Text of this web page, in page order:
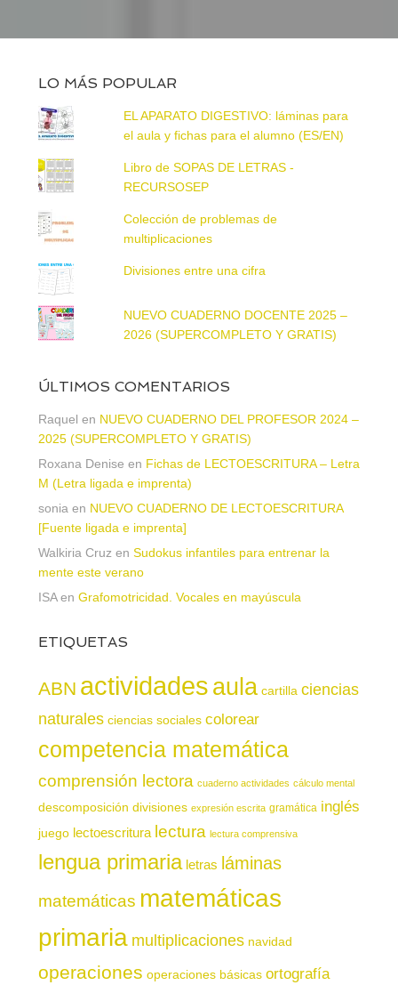
LO MÁS POPULAR
EL APARATO DIGESTIVO: láminas para
el aula y fichas para el alumno (ES/EN)
Libro de SOPAS DE LETRAS -
RECURSOSEP
Colección de problemas de
multiplicaciones
Divisiones entre una cifra
NUEVO CUADERNO DOCENTE 2025 –
2026 (SUPERCOMPLETO Y GRATIS)
ÚLTIMOS COMENTARIOS
Raquel en NUEVO CUADERNO DEL PROFESOR 2024 –
2025 (SUPERCOMPLETO Y GRATIS)
Roxana Denise en Fichas de LECTOESCRITURA – Letra
M (Letra ligada e imprenta)
soniaen NUEVO CUADERNO DE LECTOESCRITURA
[Fuente ligada e imprenta]
Walkiria Cruzen Sudokus infantiles para entrenar la
mente este verano
ISAen Grafomotricidad. Vocales en mayúscula
ETIQUETAS
ABN actividadesaula cartilla ciencias
naturales ciencias sociales colorear
competencia matemática
comprensión lectora cuaderno actividades cálculo mental
descomposición divisiones expresión escrita gramática inglés
juego lectoescritura lectura lectura comprensiva
lengua primaria letras láminas
matemáticas matemáticas
primaria multiplicaciones navidad
operaciones operaciones básicas ortografía